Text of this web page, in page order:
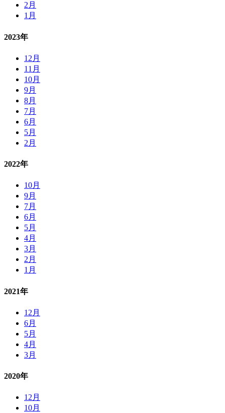
2月
1月
2023年
12月
11月
10月
9月
8月
7月
6月
5月
2月
2022年
10月
9月
7月
6月
5月
4月
3月
2月
1月
2021年
12月
6月
5月
4月
3月
2020年
12月
10月